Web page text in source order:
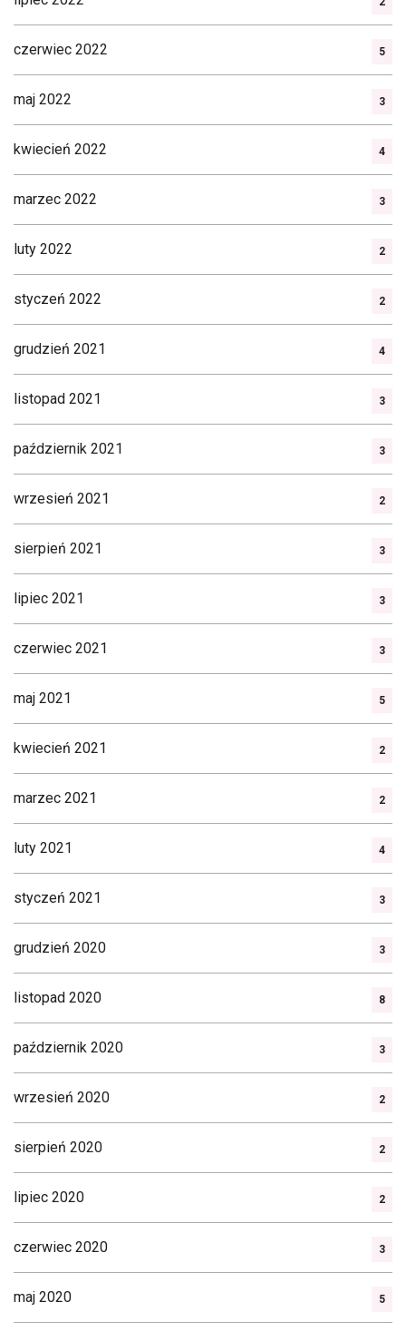
czerwiec 2022 5
maj 2022 3
kwiecień 2022 4
marzec 2022 3
luty 2022 2
styczeń 2022 2
grudzień 2021 4
listopad 2021 3
październik 2021 3
wrzesień 2021 2
sierpień 2021 3
lipiec 2021 3
czerwiec 2021 3
maj 2021 5
kwiecień 2021 2
marzec 2021 2
luty 2021 4
styczeń 2021 3
grudzień 2020 3
listopad 2020 8
październik 2020 3
wrzesień 2020 2
sierpień 2020 2
lipiec 2020 2
czerwiec 2020 3
maj 2020 5